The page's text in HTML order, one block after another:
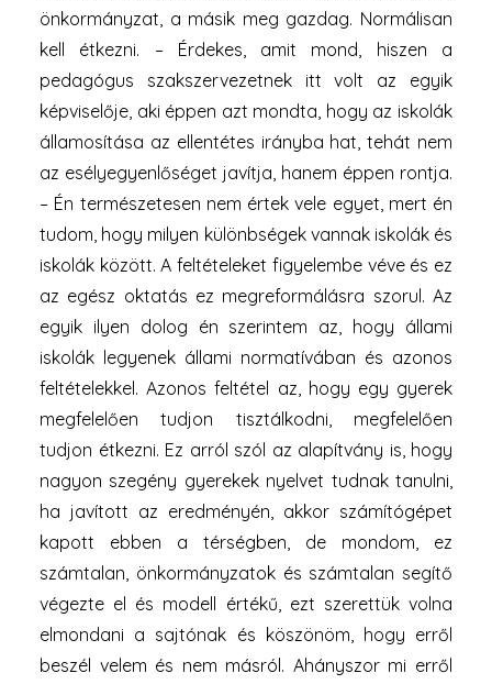
önkormányzat, a másik meg gazdag. Normálisan
kell étkezni. – Érdekes, amit mond, hiszen a
pedagógus szakszervezetnek itt volt az egyik
képviselője, aki éppen azt mondta, hogy az iskolák
államosítása az ellentétes irányba hat, tehát nem
az esélyegyenlőséget javítja, hanem éppen rontja.
– Én természetesen nem értek vele egyet, mert én
tudom, hogy milyen különbségek vannak iskolák és
iskolák között. A feltételeket figyelembe véve és ez
az egész oktatás ez megreformálásra szorul. Az
egyik ilyen dolog én szerintem az, hogy állami
iskolák legyenek állami normatívában és azonos
feltételekkel. Azonos feltétel az, hogy egy gyerek
megfelelően tudjon tisztálkodni, megfelelően
tudjon étkezni. Ez arról szól az alapítvány is, hogy
nagyon szegény gyerekek nyelvet tudnak tanulni,
ha javított az eredményén, akkor számítógépet
kapott ebben a térségben, de mondom, ez
számtalan, önkormányzatok és számtalan segítő
végezte el és modell értékű, ezt szerettük volna
elmondani a sajtónak és köszönöm, hogy erről
beszél velem és nem másról. Ahányszor mi erről